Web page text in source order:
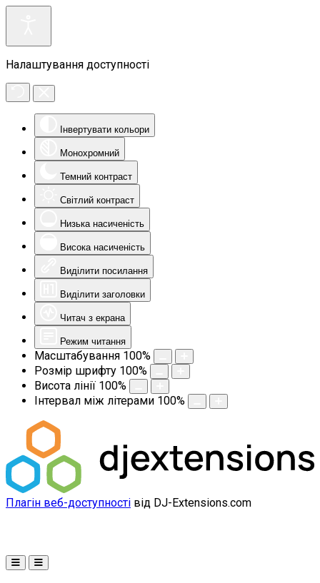
Налаштування доступності
Інвертувати кольори
Монохромний
Темний контраст
Світлий контраст
Низька насиченість
Висока насиченість
Виділити посилання
Виділити заголовки
Читач з екрана
Режим читання
Масштабування 100%
Розмір шрифту 100%
Висота лінії 100%
Інтервал між літерами 100%
Плагін веб-доступності від DJ-Extensions.com